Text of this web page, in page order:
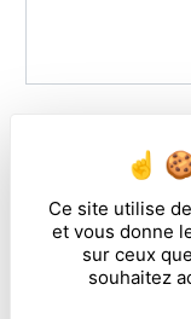
Ce site utilise
et vous donne
sur ceux
souhaitez
En cochant
particulières